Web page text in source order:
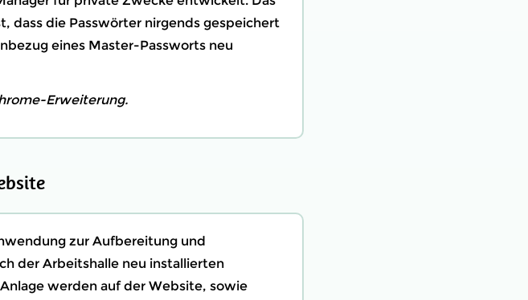
dass die Passwörter nirgends gespeichert
eines Master-Passworts neu
Erweiterung.
zur Aufbereitung und
der Arbeitshalle neu installierten
werden auf der Website, sowie